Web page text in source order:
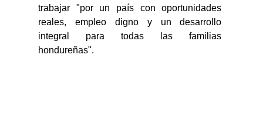
trabajar "por un país con oportunidades
reales, empleo digno y un desarrollo
integral para todas las familias
hondureñas".